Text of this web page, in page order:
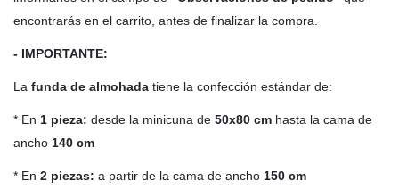
encontrarás en el carrito, antes de finalizar la compra.
- IMPORTANTE:
La funda de almohada tiene la confección estándar de:
* En 1 pieza: desde la minicuna de 50x80 cm hasta la cama de
ancho 140 cm
* En 2 piezas: a partir de la cama de ancho 150 cm